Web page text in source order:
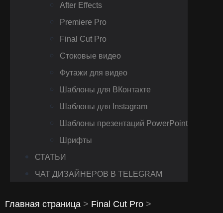
After Effects
Premiere Pro
Final Cut Pro
Стоковые видео
Футажи для видео
Шаблоны для ВКонтакте
Шаблоны для Instagram
Шаблоны презентаций PowerPoint
Шрифты
СТАТЬИ
ЧАТ ДИЗАЙНЕРОВ В TELEGRAM
Главная страница > Final Cut Pro >